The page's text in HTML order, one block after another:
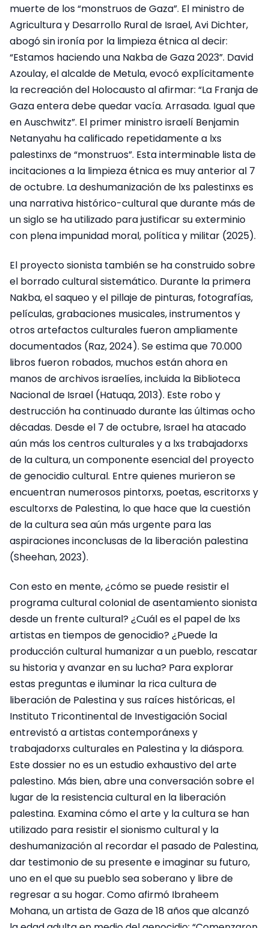
muerte de los “monstruos de Gaza”. El ministro de
Agricultura y Desarrollo Rural de Israel, Avi Dichter,
abogó sin ironía por la limpieza étnica al decir:
“Estamos haciendo una Nakba de Gaza 2023”. David
Azoulay, el alcalde de Metula, evocó explícitamente
la recreación del Holocausto al afirmar: “La Franja de
Gaza entera debe quedar vacía. Arrasada. Igual que
en Auschwitz”. El primer ministro israelí Benjamin
Netanyahu ha calificado repetidamente a lxs
palestinxs de “monstruos”. Esta interminable lista de
incitaciones a la limpieza étnica es muy anterior al 7
de octubre. La deshumanización de lxs palestinxs es
una narrativa histórico-cultural que durante más de
un siglo se ha utilizado para justificar su exterminio
con plena impunidad moral, política y militar (2025).
El proyecto sionista también se ha construido sobre
el borrado cultural sistemático. Durante la primera
Nakba, el saqueo y el pillaje de pinturas, fotografías,
películas, grabaciones musicales, instrumentos y
otros artefactos culturales fueron ampliamente
documentados (Raz, 2024). Se estima que 70.000
libros fueron robados, muchos están ahora en
manos de archivos israelíes, incluida la Biblioteca
Nacional de Israel (Hatuqa, 2013). Este robo y
destrucción ha continuado durante las últimas ocho
décadas. Desde el 7 de octubre, Israel ha atacado
aún más los centros culturales y a lxs trabajadorxs
de la cultura, un componente esencial del proyecto
de genocidio cultural. Entre quienes murieron se
encuentran numerosos pintorxs, poetas, escritorxs y
escultorxs de Palestina, lo que hace que la cuestión
de la cultura sea aún más urgente para las
aspiraciones inconclusas de la liberación palestina
(Sheehan, 2023).
Con esto en mente, ¿cómo se puede resistir el
programa cultural colonial de asentamiento sionista
desde un frente cultural? ¿Cuál es el papel de lxs
artistas en tiempos de genocidio? ¿Puede la
producción cultural humanizar a un pueblo, rescatar
su historia y avanzar en su lucha? Para explorar
estas preguntas e iluminar la rica cultura de
liberación de Palestina y sus raíces históricas, el
Instituto Tricontinental de Investigación Social
entrevistó a artistas contemporánexs y
trabajadorxs culturales en Palestina y la diáspora.
Este dossier no es un estudio exhaustivo del arte
palestino. Más bien, abre una conversación sobre el
lugar de la resistencia cultural en la liberación
palestina. Examina cómo el arte y la cultura se han
utilizado para resistir el sionismo cultural y la
deshumanización al recordar el pasado de Palestina,
dar testimonio de su presente e imaginar su futuro,
uno en el que su pueblo sea soberano y libre de
regresar a su hogar. Como afirmó Ibraheem
Mohana, un artista de Gaza de 18 años que alcanzó